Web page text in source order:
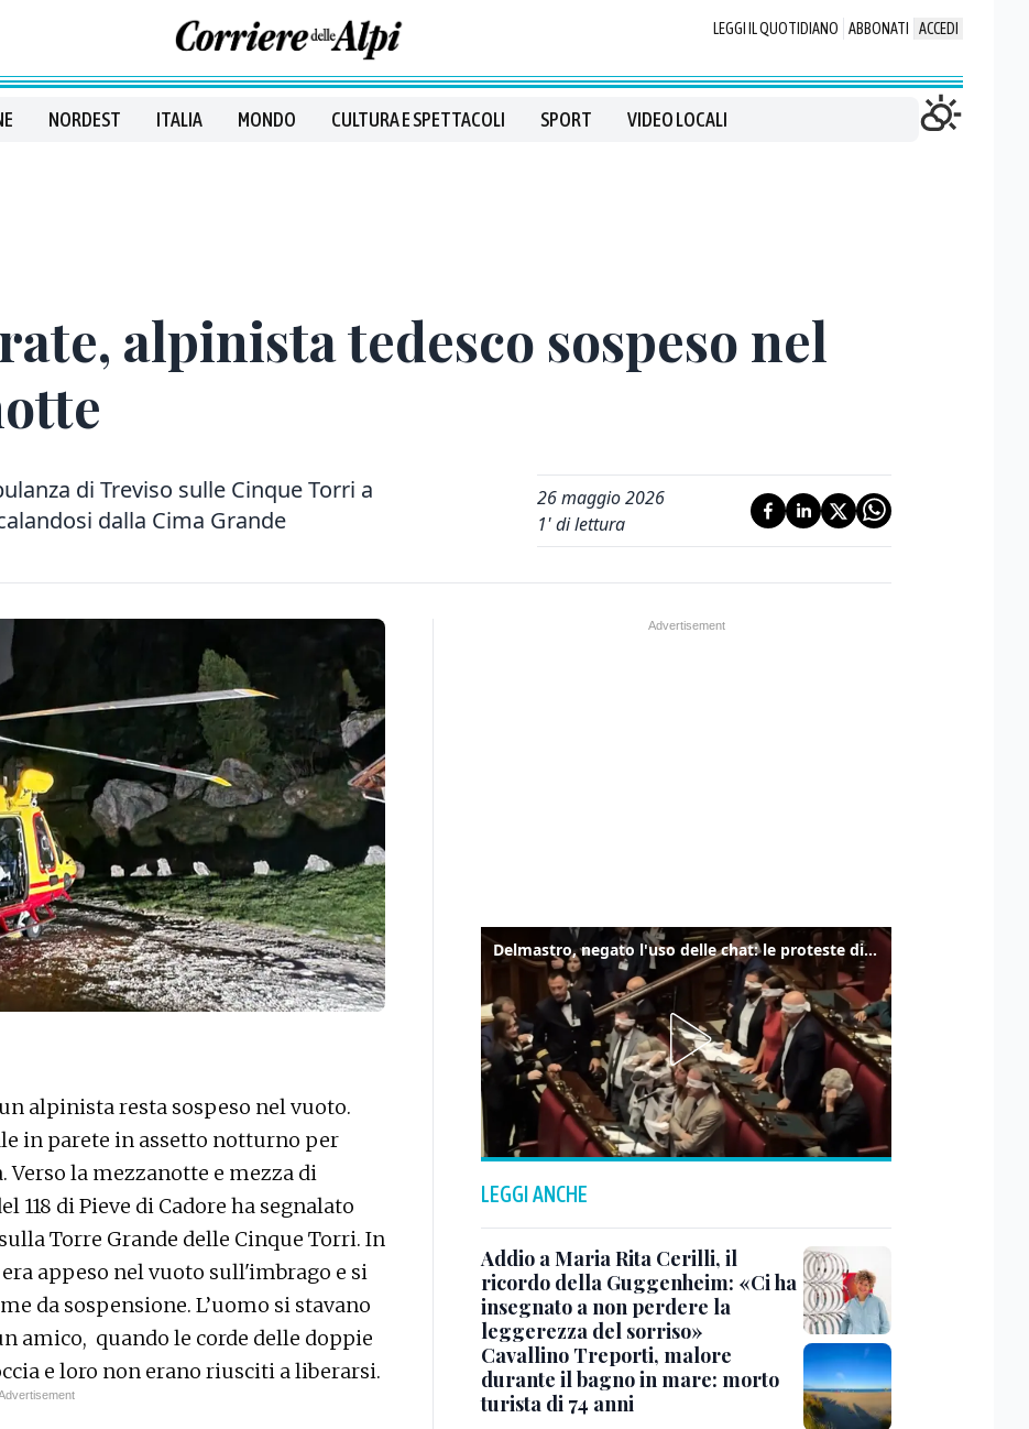
LEGGI IL QUOTIDIANO ABBONATI ACCEDI
NORDEST ITALIA MONDO CULTURA E SPETTACOLI SPORT VIDEO LOCALI
alpinista tedesco sospeso nel
di Treviso sulle Cinque Torri a
dalla Cima Grande
26 maggio 2026
1' di lettura
alpinista resta sospeso nel vuoto.
in parete in assetto notturno per
la mezzanotte e mezza di
118 di Pieve di Cadore ha segnalato
Torre Grande delle Cinque Torri. In
appeso nel vuoto sull'imbrago e si
da sospensione. L’uomo si stavano
amico, quando le corde delle doppie
e loro non erano riusciti a liberarsi.
Delmastro, negato l'uso delle chat: le proteste di Avs e M5s
LEGGI ANCHE
Addio a Maria Rita Cerilli, il
ricordo della Guggenheim: «Ci ha
insegnato a non perdere la
leggerezza del sorriso»
Cavallino Treporti, malore
durante il bagno in mare: morto
turista di 74 anni